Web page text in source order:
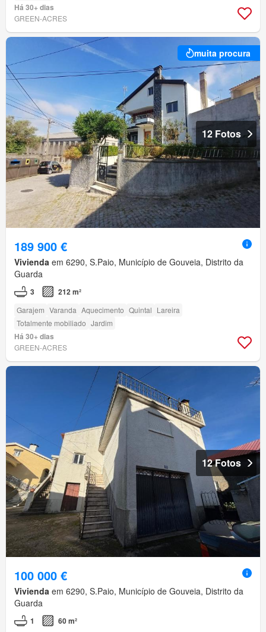
Há 30+ dias
GREEN-ACRES
muita procura
12 Fotos
189 900 €
Vivienda em 6290, S.Paio, Município de Gouveia, Distrito da
Guarda
3 212 m²
Garajem Varanda Aquecimento Quintal Lareira
Totalmente mobiliado Jardim
Há 30+ dias
GREEN-ACRES
12 Fotos
100 000 €
Vivienda em 6290, S.Paio, Município de Gouveia, Distrito da
Guarda
1 60 m²